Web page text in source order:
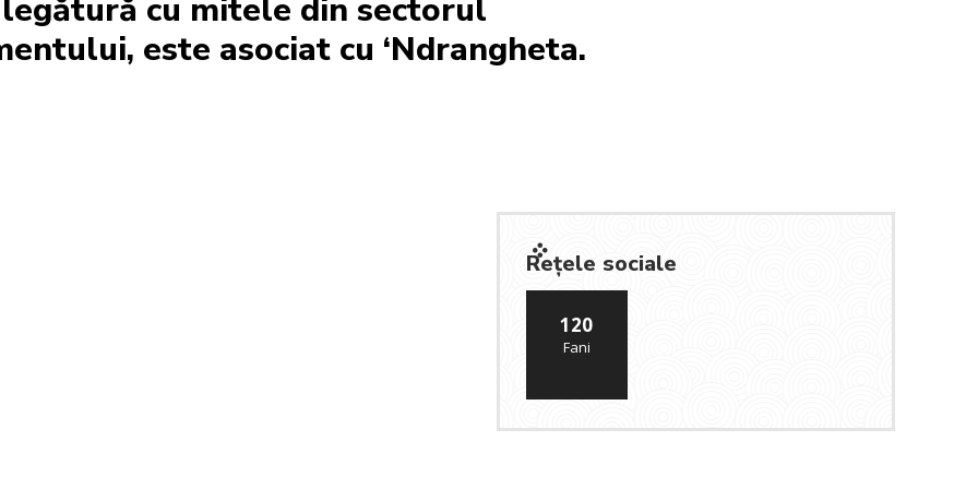
legătură cu mitele din sectorul
este asociat cu ‘Ndrangheta.
Rețele sociale
120
Fani